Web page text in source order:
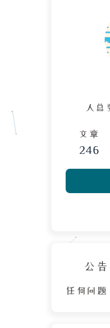
人总
文章
246
公告
任何问题